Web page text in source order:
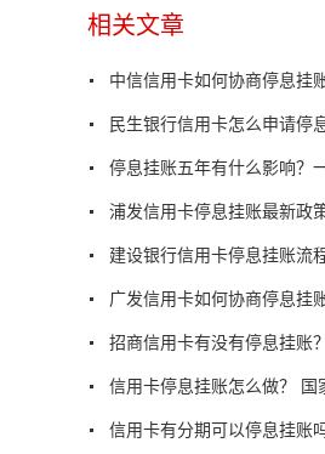
相关文章
中信信用卡如何协商停息挂
民生银行信用卡怎么申请停
停息挂账五年有什么影响？
浦发信用卡停息挂账最新政
建设银行信用卡停息挂账流
广发信用卡如何协商停息挂
招商信用卡有没有停息挂账
信用卡停息挂账怎么做？
信用卡有分期可以停息挂账